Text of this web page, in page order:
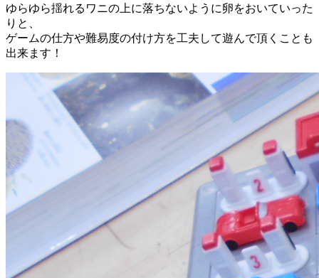
ゆらゆら揺れるワニの上に落ちないように卵をおいていった
りと、
ゲームの仕方や難易度の付け方を工夫して遊んで頂くことも
出来ます！